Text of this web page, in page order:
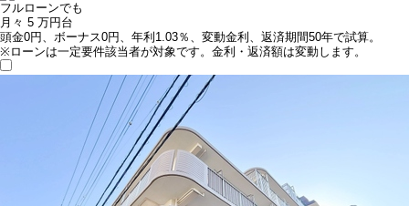
フルローンでも
月々 5 万円台
頭金0円、ボーナス0円、年利1.03％、変動金利、返済期間50年で試算。
※ローンは一定要件該当者が対象です。金利・返済額は変動します。